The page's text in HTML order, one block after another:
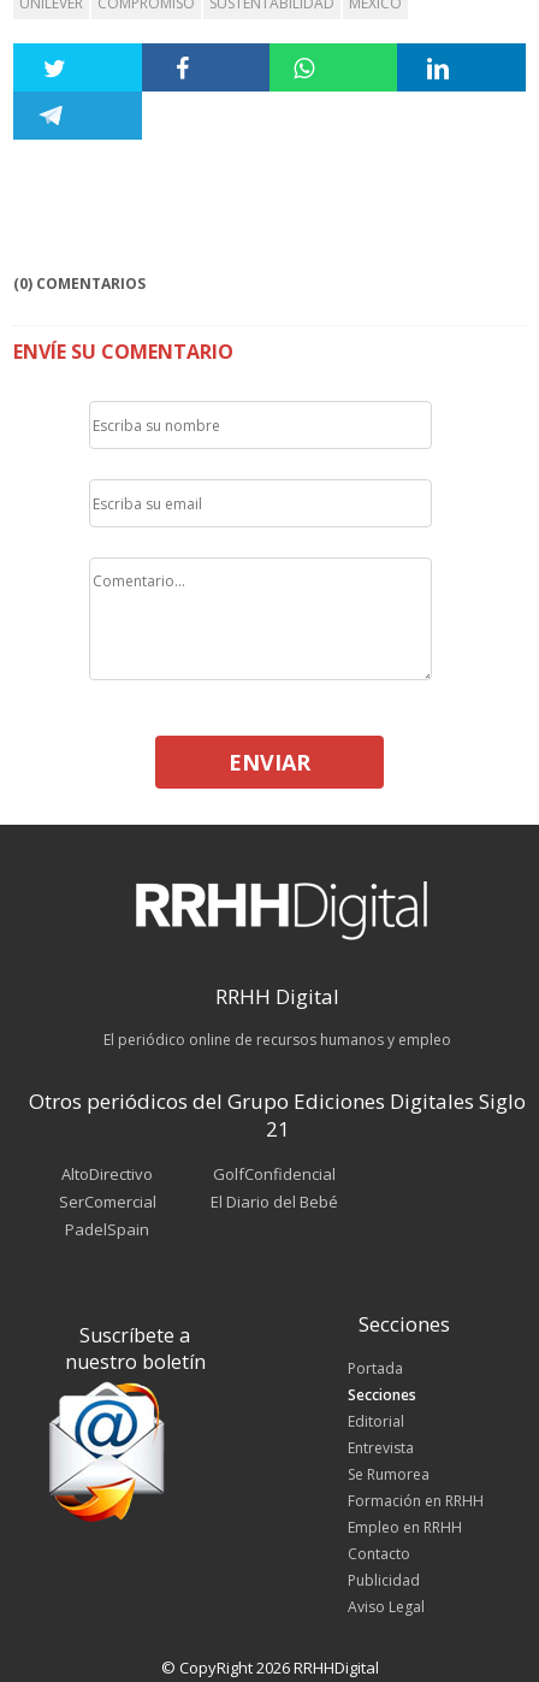
(0) COMENTARIOS
ENVÍE SU COMENTARIO
ENVIAR
RRHH Digital
El periódico online de recursos humanos y empleo
Otros periódicos del Grupo Ediciones Digitales Siglo
21
AltoDirectivo
SerComercial
PadelSpain
GolfConfidencial
El Diario del Bebé
Suscríbete a
nuestro boletín
Secciones
Portada
Secciones
Editorial
Entrevista
Se Rumorea
Formación en RRHH
Empleo en RRHH
Contacto
Publicidad
Aviso Legal
© CopyRight 2026 RRHHDigital